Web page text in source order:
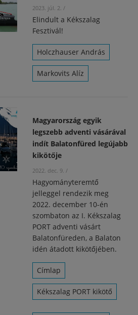
2023. júl. 2. /
Elindult a Kékszalag
Fesztivál!
Holczhauser András
Markovits Alíz
Magyarország egyik
legszebb adventi vásárával
indít Balatonfüred legújabb
kikötője
2022. dec. 9. /
Hagyományteremtő
jelleggel rendezik meg
2022. december 10-én
szombaton az I. Kékszalag
PORT adventi vásárt
Balatonfüreden, a Balaton
idén átadott kikötőjében.
Címlap
Kékszalag PORT kikötő